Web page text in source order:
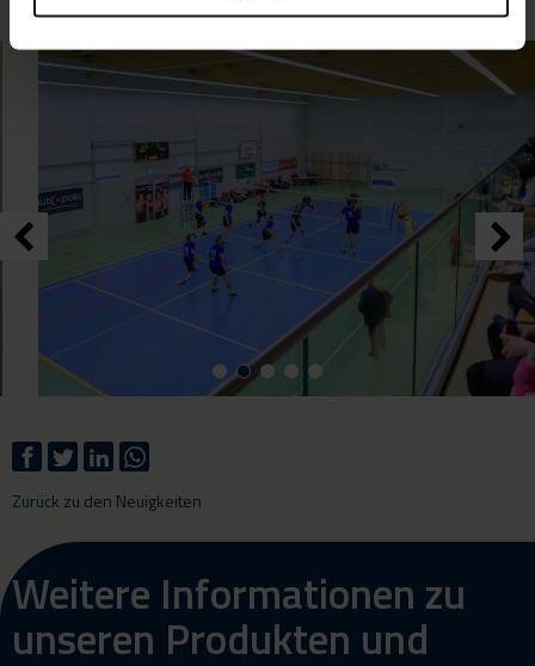
Zurück zu den Neuigkeiten
Weitere Informationen zu
unseren Produkten und